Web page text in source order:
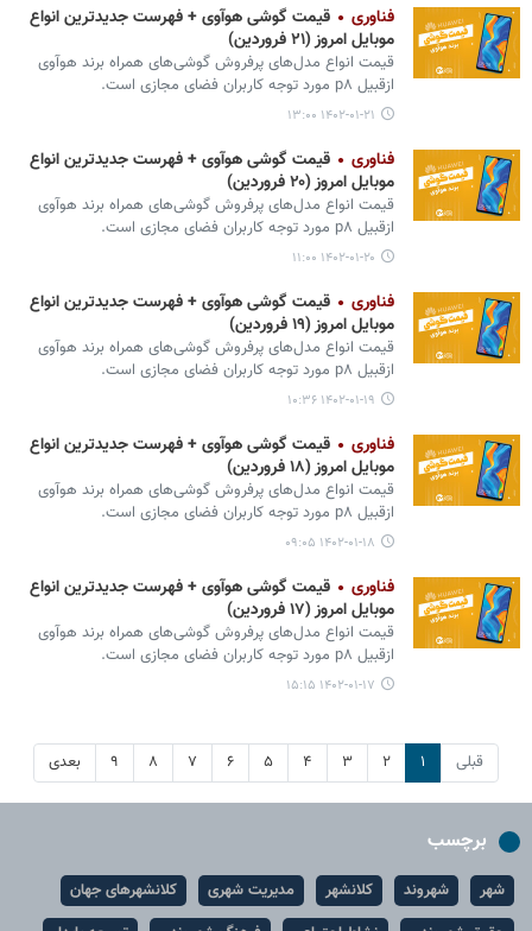
فناوری
قیمت گوشی هوآوی + فهرست جدیدترین انواع
موبایل امروز (۲۱ فروردین)
قیمت انواع مدل‌های پرفروش گوشی‌های همراه برند هوآوی
ازقبیل p۸ مورد توجه کاربران فضای مجازی است.
۱۴۰۲-۰۱-۲۱ ۱۳:۰۰
فناوری
قیمت گوشی هوآوی + فهرست جدیدترین انواع
موبایل امروز (۲۰ فروردین)
قیمت انواع مدل‌های پرفروش گوشی‌های همراه برند هوآوی
ازقبیل p۸ مورد توجه کاربران فضای مجازی است.
۱۴۰۲-۰۱-۲۰ ۱۱:۰۰
فناوری
قیمت گوشی هوآوی + فهرست جدیدترین انواع
موبایل امروز (۱۹ فروردین)
قیمت انواع مدل‌های پرفروش گوشی‌های همراه برند هوآوی
ازقبیل p۸ مورد توجه کاربران فضای مجازی است.
۱۴۰۲-۰۱-۱۹ ۱۰:۳۶
فناوری
قیمت گوشی هوآوی + فهرست جدیدترین انواع
موبایل امروز (۱۸ فروردین)
قیمت انواع مدل‌های پرفروش گوشی‌های همراه برند هوآوی
ازقبیل p۸ مورد توجه کاربران فضای مجازی است.
۱۴۰۲-۰۱-۱۸ ۰۹:۰۵
فناوری
قیمت گوشی هوآوی + فهرست جدیدترین انواع
موبایل امروز (۱۷ فروردین)
قیمت انواع مدل‌های پرفروش گوشی‌های همراه برند هوآوی
ازقبیل p۸ مورد توجه کاربران فضای مجازی است.
۱۴۰۲-۰۱-۱۷ ۱۵:۱۵
قبلی ۱ ۲ ۳ ۴ ۵ ۶ ۷ ۸ ۹ بعدی
برچسب
شهر شهروند کلانشهر مدیریت شهری
کلانشهرهای جهان